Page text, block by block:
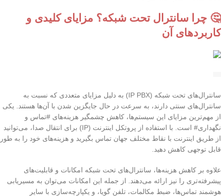
🤔 چرا سانترال تحت شبکه؟ مزایای کلیدی و
کاربردهای آن
سانترال‌های تحت شبکه (IP PBX) به دلیل مزایای متعددی که نسبت به
سانترال‌های سنتی دارند، به سرعت در حال جایگزین شدن با آن‌ها هستند. یکی
از مهم‌ترین مزایای این سیستم‌ها، کاهش چشمگیر هزینه‌های #تماس و
نگهداری# است. با استفاده از پروتکل اینترنت (IP) برای انتقال صدا، می‌توانید
از طریق اینترنت با نقاط مختلف جهان تماس بگیرید و هزینه‌های خود را به طور
قابل توجهی کاهش دهید.
علاوه بر کاهش هزینه‌ها، سانترال‌های تحت شبکه امکانات و قابلیت‌های
پیشرفته‌تری را نیز ارائه می‌دهند. از جمله این امکانات می‌توان به مسیریابی
هوشمند تماس‌ها، ضبط مکالمات، تلفن گویا، و یکپارچه‌سازی با سایر